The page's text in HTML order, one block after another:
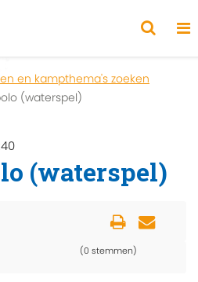
en kampthema's zoeken
(waterspel)
(waterspel)
(0 stemmen)